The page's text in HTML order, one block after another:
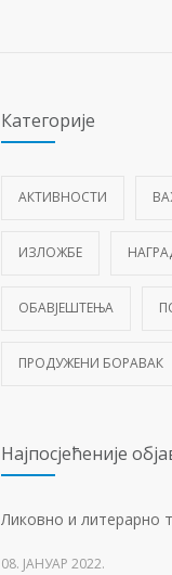
Категорије
АКТИВНОСТИ
ИЗЛОЖБЕ
ОБАВЈЕШТЕЊА
ПРОДУЖЕНИ БОРАВАК
Најпосјећеније
Ликовно и литерарно
08. ЈАНУАР 2022.